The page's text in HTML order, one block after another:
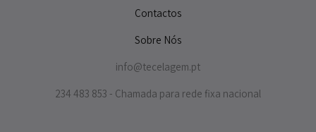
Contactos
Sobre Nós
info@tecelagem.pt
234 483 853 - Chamada para rede fixa nacional